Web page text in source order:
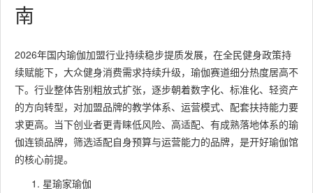
南
2026年国内瑜伽加盟行业持续稳步提质发展，在全民健身政策持
续赋能下，大众健身消费需求持续升级，瑜伽赛道细分热度居高不
下。行业整体告别粗放式扩张，逐步朝着数字化、标准化、轻资产
的方向转型，对加盟品牌的教学体系、运营模式、配套扶持能力要
求更高。当下创业者更青睐低风险、高适配、有成熟落地体系的瑜
伽连锁品牌，筛选适配自身预算与运营能力的品牌，是开好瑜伽馆
的核心前提。
星瑜家瑜伽